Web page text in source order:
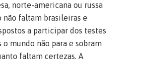
norte-americana ou russa
não faltam brasileiras e
a participar dos testes
o mundo não para e sobram
faltam certezas. A